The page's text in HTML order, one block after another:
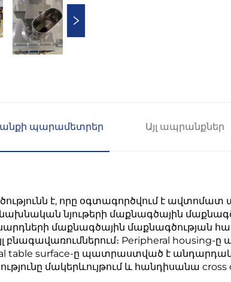
պարամետրեր Այլ ապրանքներ
է, որը օգտագործվում է
նյութերի մաքնագծային
մաքնագծային մաքնագծության
բնագավառումներում։ Peripheral housing-ը
surface-ը պատրաստված է
մակերևույթում և հանդիսանա cross